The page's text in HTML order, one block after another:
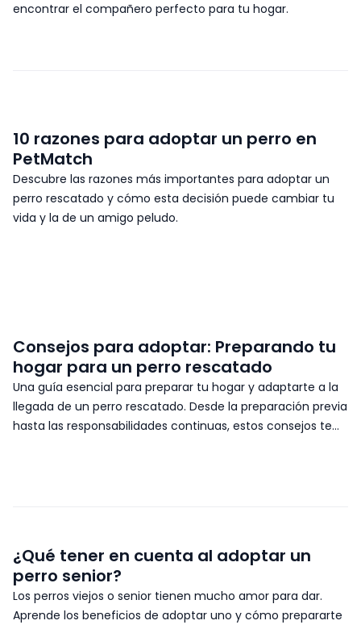
encontrar el compañero perfecto para tu hogar.
10 razones para adoptar un perro en
PetMatch
Descubre las razones más importantes para adoptar un
perro rescatado y cómo esta decisión puede cambiar tu
vida y la de un amigo peludo.
Consejos para adoptar: Preparando tu
hogar para un perro rescatado
Una guía esencial para preparar tu hogar y adaptarte a la
llegada de un perro rescatado. Desde la preparación previa
hasta las responsabilidades continuas, estos consejos te
¿Qué tener en cuenta al adoptar un
perro senior?
Los perros viejos o senior tienen mucho amor para dar.
Aprende los beneficios de adoptar uno y cómo prepararte